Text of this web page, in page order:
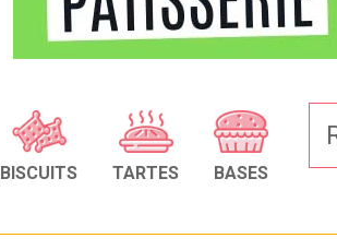
BISCUITS TARTES BASES